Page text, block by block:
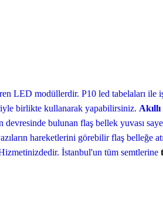
LED modüllerdir. P10 led tabelaları ile
birlikte kullanarak yapabilirsiniz.
devresinde bulunan flaş bellek yuvası
hareketlerini görebilir flaş belleğe
İstanbul'un tüm semtlerine